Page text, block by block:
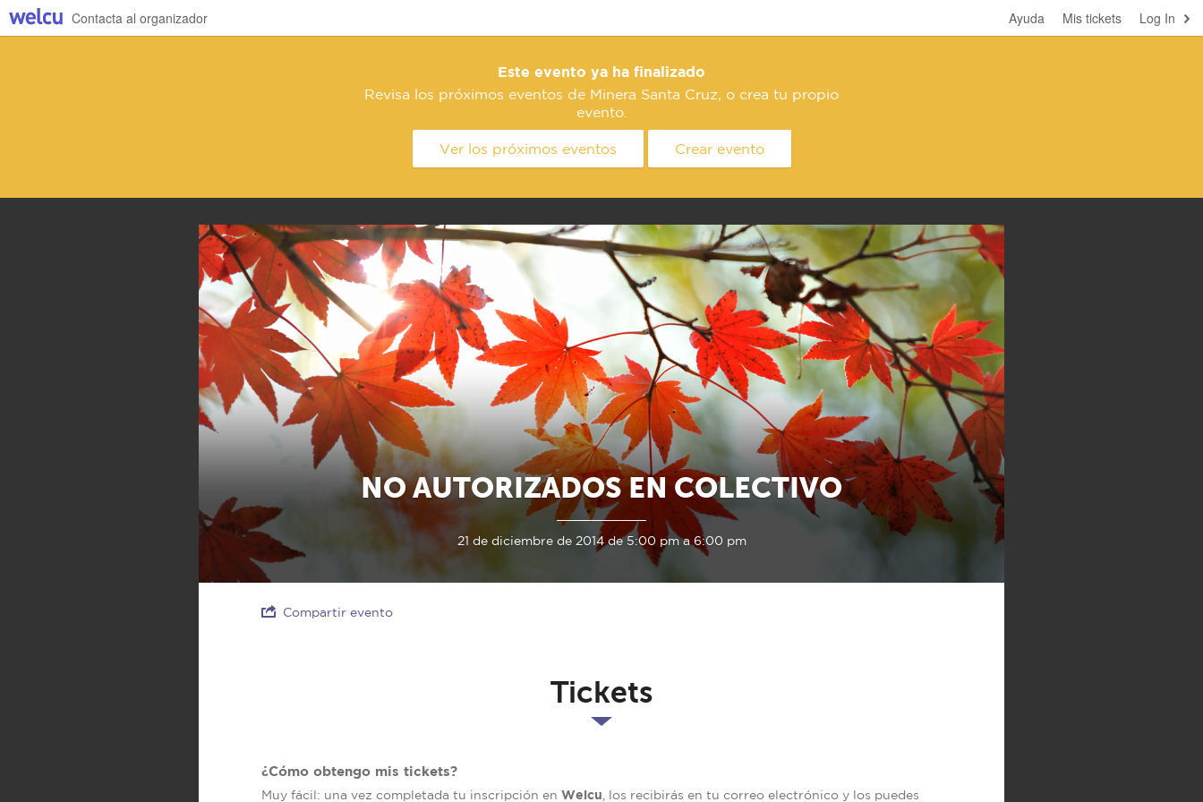
Log In
Mis tickets
Ayuda
Contacta al organizador
Este evento ya ha finalizado
Revisa los próximos eventos de Minera Santa Cruz, o crea tu propio
evento.
Ver los próximos eventos Crear evento
NO AUTORIZADOS EN COLECTIVO
21 de diciembre de 2014 de 5:00 pm a 6:00 pm
Compartir evento
Tickets
¿Cómo obtengo mis tickets?
Muy fácil: una vez completada tu inscripción en Welcu , los recibirás en tu correo electrónico y los puedes